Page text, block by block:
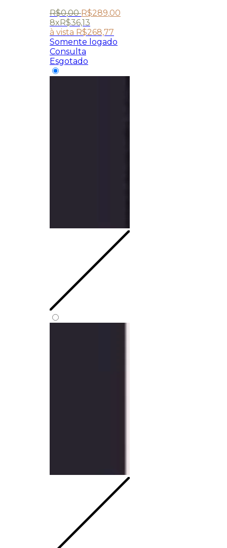
R$0,00 R$289,00
8xR$36,13
à vista R$268,77
Somente logado
Consulta
Esgotado